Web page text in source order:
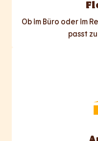
Ob im Büro oder im
passt